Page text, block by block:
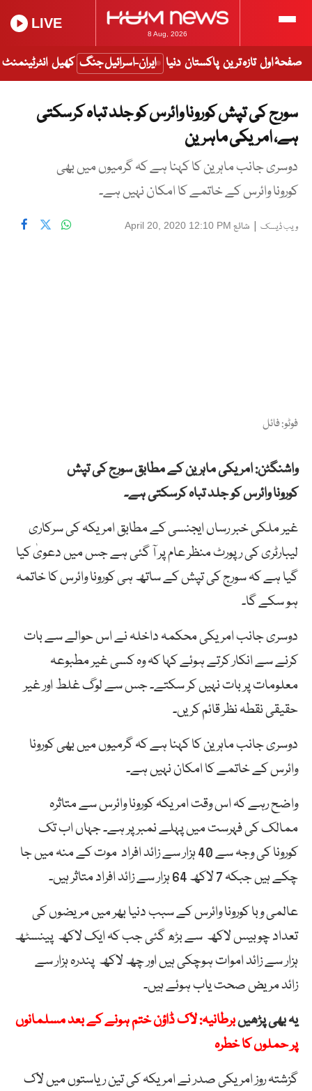
8 Aug, 2026
LIVE
صفحۂ اول تازہ ترین پاکستان دنیا ایران-اسرائیل جنگ کھیل انٹرٹینمنٹ
سورج کی تپش کورونا وائرس کو جلد تباہ کرسکتی
ہے، امریکی ماہرین
دوسری جانب ماہرین کا کہنا ہے کہ گرمیوں میں بھی
کورونا وائرس کے خاتمے کا امکان نہیں ہے۔
ویب ڈیسک | شائع April 20, 2020 12:10 PM
فوٹو: فائل
واشنگٹن: امریکی ماہرین کے مطابق سورج کی تپش
کورونا وائرس کو جلد تباہ کرسکتی ہے۔
غیر ملکی خبر رساں ایجنسی کے مطابق امریکہ کی سرکاری
لیبارٹری کی رپورٹ منظر عام پر آ گئی ہے جس میں دعویٰ کیا
گیا ہے کہ سورج کی تپش کے ساتھ ہی کورونا وائرس کا خاتمہ
ہو سکے گا۔
دوسری جانب امریکی محکمہ داخلہ نے اس حوالے سے بات
کرنے سے انکار کرتے ہوئے کہا کہ وہ کسی غیر مطبوعہ
معلومات پر بات نہیں کر سکتے۔ جس سے لوگ غلط اور غیر
حقیقی نقطہ نظر قائم کریں۔
دوسری جانب ماہرین کا کہنا ہے کہ گرمیوں میں بھی کورونا
وائرس کے خاتمے کا امکان نہیں ہے۔
واضح رہے کہ اس وقت امریکہ کورونا وائرس سے متاثرہ
ممالک کی فہرست میں پہلے نمبر پر ہے۔ جہاں اب تک
کورونا کی وجہ سے 40 ہزار سے زائد افراد موت کے منہ میں جا
چکے ہیں جبکہ 7 لاکھ 64 ہزار سے زائد افراد متاثر ہیں۔
عالمی وبا کورونا وائرس کے سبب دنیا بھر میں مریضوں کی
تعداد چوبیس لاکھ سے بڑھ گئی جب کہ ایک لاکھ پینسٹھ
ہزار سے زائد اموات ہوچکی ہیں اور چھ لاکھ پندرہ ہزار سے
زائد مریض صحت یاب ہوئے ہیں۔
یہ بھی پڑھیںبرطانیہ: لاک ڈاؤن ختم ہونے کے بعد مسلمانوں
پر حملوں کا خطرہ
گزشتہ روز امریکی صدر نے امریکہ کی تین ریاستوں میں لاک